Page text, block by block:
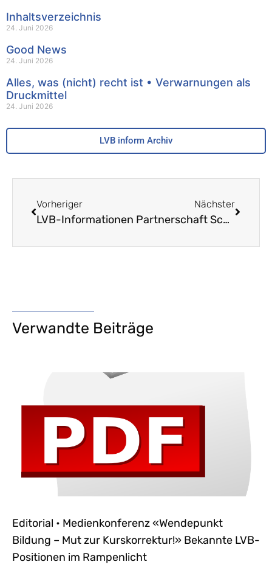
Inhaltsverzeichnis
24. Juni 2026
Good News
24. Juni 2026
Alles, was (nicht) recht ist • Verwarnungen als
Druckmittel
24. Juni 2026
LVB inform Archiv
Vorheriger
LVB-Informationen
Nächster
Partnerschaft Schule – Wirtschaft
Verwandte Beiträge
Editorial • Medienkonferenz «Wendepunkt
Bildung – Mut zur Kurskorrektur!» Bekannte LVB-
Positionen im Rampenlicht